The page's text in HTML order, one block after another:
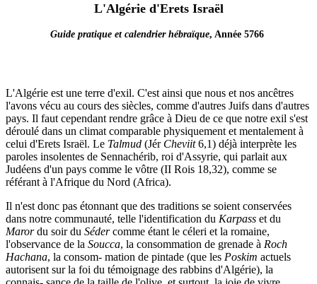
L'Algérie d'Erets Israël
Guide pratique et calendrier hébraïque, Année 5766
L'Algérie est une terre d'exil. C'est ainsi que nous et nos ancêtres
l'avons vécu au cours des siècles, comme d'autres Juifs dans d'autres
pays. Il faut cependant rendre grâce à Dieu de ce que notre exil s'est
déroulé dans un climat comparable physiquement et mentalement à
celui d'Erets Israël. Le Talmud (Jér Cheviit6,1) déjà interprète les
paroles insolentes de Sennachérib, roi d'Assyrie, qui parlait aux
Judéens d'un pays comme le vôtre (II Rois 18,32), comme se
référant à l'Afrique du Nord (Africa).
Il n'est donc pas étonnant que des traditions se soient conservées
dans notre communauté, telle l'identification du Karpass et du
Marordu soir du Sédercomme étant le céleri et la romaine,
l'observance de la Soucca, la consommation de grenade à Roch
Hachana, la consom- mation de pintade (que les Poskim actuels
autorisent sur la foi du témoignage des rabbins d'Algérie), la